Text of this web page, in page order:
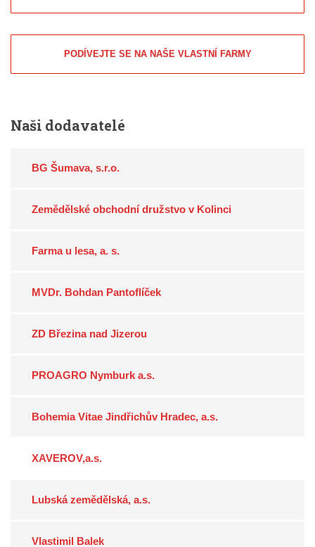
PODÍVEJTE SE NA NAŠE VLASTNÍ FARMY
Našidodavatelé
BG Šumava, s.r.o.
Zemědělské obchodní družstvo v Kolinci
Farma u lesa, a. s.
MVDr. Bohdan Pantoflíček
ZD Březina nad Jizerou
PROAGRO Nymburk a.s.
Bohemia Vitae Jindřichův Hradec, a.s.
XAVEROV,a.s.
Lubská zemědělská, a.s.
Vlastimil Balek